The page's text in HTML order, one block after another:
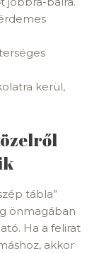
kerül,
tábla”
önmagában
Ha a felirat
akkor